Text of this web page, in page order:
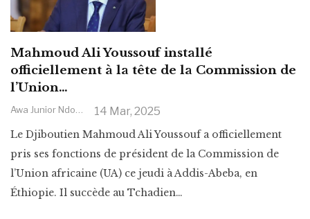
Mahmoud Ali Youssouf installé
officiellement à la tête de la Commission de
l’Union…
Awa Junior Ndoye 14 Mar, 2025
Le Djiboutien Mahmoud Ali Youssouf a officiellement
pris ses fonctions de président de la Commission de
l’Union africaine (UA) ce jeudi à Addis-Abeba, en
Éthiopie. Il succède au Tchadien…